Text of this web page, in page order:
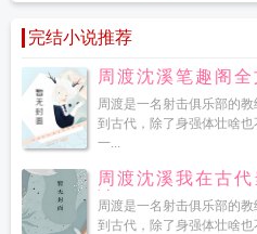
完结小说推荐
周渡沈溪笔趣阁
周渡是一名射击俱乐部的
到古代，除了身强体壮啥
一...
周渡沈溪我在古
读
周渡是一名射击俱乐部的
到古代，除了身强体壮啥